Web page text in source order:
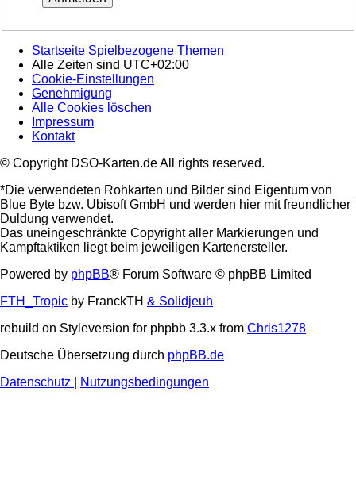
Startseite Spielbezogene Themen
Alle Zeiten sind UTC+02:00
Cookie-Einstellungen
Genehmigung
Alle Cookies löschen
Impressum
Kontakt
© Copyright DSO-Karten.de All rights reserved.
*Die verwendeten Rohkarten und Bilder sind Eigentum von
Blue Byte bzw. Ubisoft GmbH und werden hier mit freundlicher
Duldung verwendet.
Das uneingeschränkte Copyright aller Markierungen und
Kampftaktiken liegt beim jeweiligen Kartenersteller.
Powered by phpBB® Forum Software © phpBB Limited
FTH_Tropic by FranckTH & Solidjeuh
rebuild on Styleversion for phpbb 3.3.x from Chris1278
Deutsche Übersetzung durch phpBB.de
Datenschutz
Nutzungsbedingungen